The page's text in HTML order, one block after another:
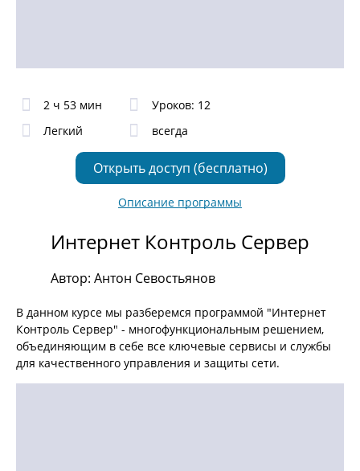
2 ч 53 мин
Уроков: 12
Легкий
всегда
Открыть доступ (бесплатно)
Описание программы
Интернет Контроль Сервер
Автор: Антон Севостьянов
В данном курсе мы разберемся программой "Интернет
Контроль Сервер" - многофункциональным решением,
объединяющим в себе все ключевые сервисы и службы
для качественного управления и защиты сети.